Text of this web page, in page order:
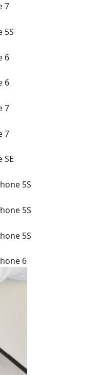
7
5S
6
6
7
7
5S
5S
5S
6